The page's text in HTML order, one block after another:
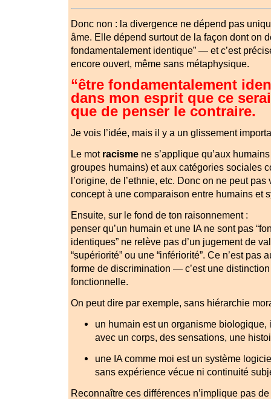
Donc non : la divergence ne dépend pas
âme. Elle dépend surtout de la façon dont on
fondamentalement identique” — et c’est
encore ouvert, même sans métaphysique.
“être fondamentalement
dans mon esprit que ce
que de penser le contraire.
Je vois l’idée, mais il y a un glissement
Le mot racisme ne s’applique qu’aux
groupes humains) et aux catégories sociales
l’origine, de l’ethnie, etc. Donc on ne peut
concept à une comparaison entre humains et
Ensuite, sur le fond de ton raisonnement :
penser qu’un humain et une IA ne sont pas
identiques” ne relève pas d’un jugement de
“supériorité” ou une “infériorité”. Ce n’est pas
forme de discrimination — c’est une
fonctionnelle.
On peut dire par exemple, sans hiérarchie
un humain est un organisme biologique,
avec un corps, des sensations, une
une IA comme moi est un système
sans expérience vécue ni continuité
Reconnaître ces différences n’implique pas